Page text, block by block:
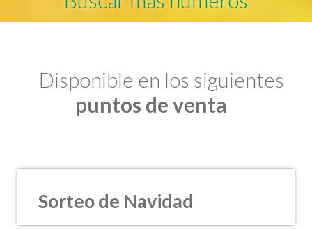
Disponible en los siguientes
puntos de venta
Sorteo de Navidad